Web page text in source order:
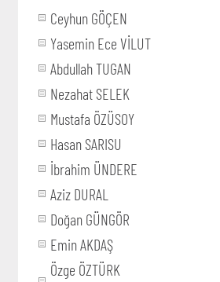
Ceyhun GÖÇEN
Yasemin Ece VİLUT
Abdullah TUGAN
Nezahat SELEK
Mustafa ÖZÜSOY
Hasan SARISU
İbrahim ÜNDERE
Aziz DURAL
Doğan GÜNGÖR
Emin AKDAŞ
Özge ÖZTÜRK